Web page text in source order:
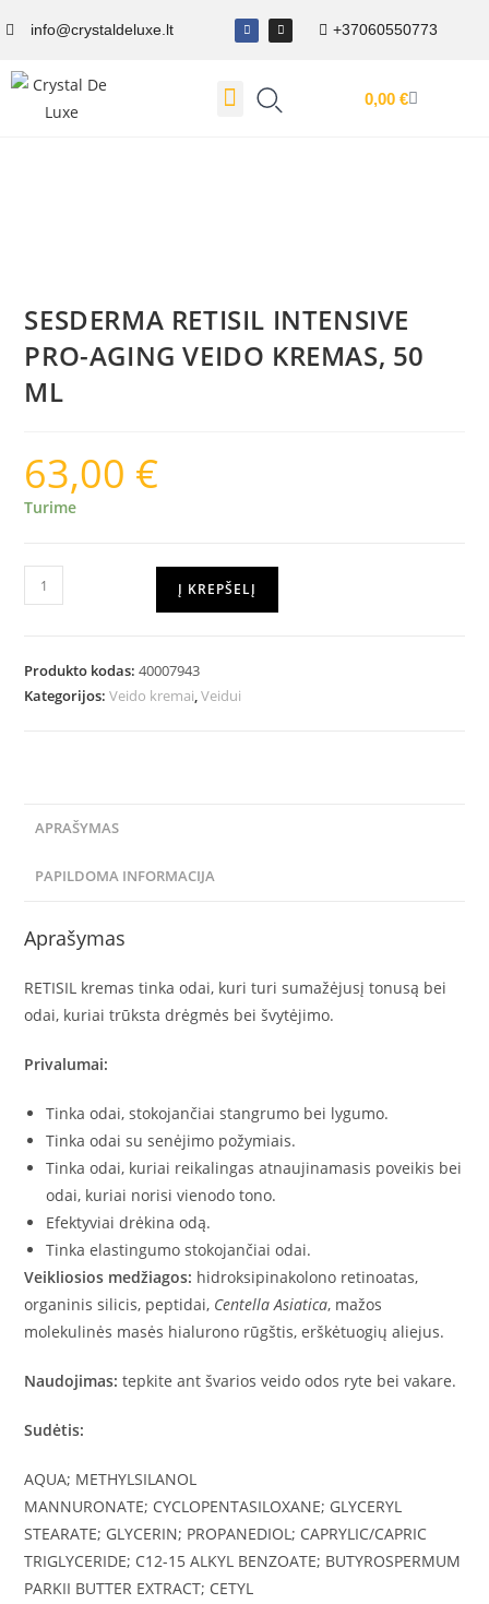
info@crystaldeluxe.lt +37060550773
0,00 €
SESDERMA RETISIL INTENSIVE
PRO-AGING VEIDO KREMAS, 50
ML
63,00 €
Turime
Į KREPŠELĮ
Produkto kodas:40007943
Kategorijos:Veido kremai,Veidui
APRAŠYMAS
PAPILDOMA INFORMACIJA
Aprašymas
RETISIL kremas tinka odai, kuri turi sumažėjusį tonusą bei
odai, kuriai trūksta drėgmės bei švytėjimo.
Privalumai:
Tinka odai, stokojančiai stangrumo bei lygumo.
Tinka odai su senėjimo požymiais.
Tinka odai, kuriai reikalingas atnaujinamasis poveikis bei
odai, kuriai norisi vienodo tono.
Efektyviai drėkina odą.
Tinka elastingumo stokojančiai odai.
Veikliosios medžiagos: hidroksipinakolono retinoatas,
organinis silicis, peptidai, Centella Asiatica, mažos
molekulinės masės hialurono rūgštis, erškėtuogių aliejus.
Naudojimas:tepkite ant švarios veido odos ryte bei vakare.
Sudėtis:
AQUA; METHYLSILANOL
MANNURONATE; CYCLOPENTASILOXANE; GLYCERYL
STEARATE; GLYCERIN; PROPANEDIOL; CAPRYLIC/CAPRIC
TRIGLYCERIDE; C12-15 ALKYL BENZOATE; BUTYROSPERMUM
PARKII BUTTER EXTRACT; CETYL